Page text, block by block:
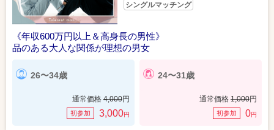
シングルマッチング
《年収600万円以上＆高身長の男性》
品のある大人な関係が理想の男女
26〜34歳
通常価格 4,000円
初参加 3,000円
24〜31歳
通常価格 1,000円
初参加 0円